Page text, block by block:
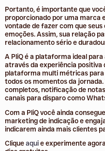
Portanto, é importante que
proporcionado por uma marca
vontade de fazer com que
emoções. Assim, sua relação
relacionamento sério e
A PliQ é a plataforma ideal
através da experiência positiva
plataforma multi métricas para
todos os momentos da
completos, notificação de
canais para disparo como
Com a PliQ você ainda
marketing de indicação e
indicarem ainda mais clientes
Cliqueaquie experimente